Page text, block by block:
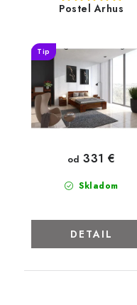
Podmienky ochrany
Nábytok na mieru
Hodnotenie obchodu
Postel Arhus
Tip
Skladom
od 331 €
DETAIL